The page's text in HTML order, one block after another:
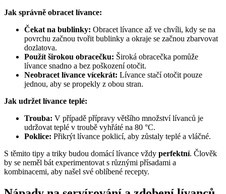
Jak správně obracet lívance:
Čekat na bublinky: Obracet lívance až ve chvíli, kdy se na
povrchu začnou tvořit bublinky a okraje se začnou zbarvovat
dozlatova.
Použít širokou obracečku: Široká obracečka pomůže
lívance snadno a bez poškození otočit.
Neobracet lívance vícekrát: Lívance stačí otočit pouze
jednou, aby se propekly z obou stran.
Jak udržet lívance teplé:
Trouba: V případě přípravy většího množství lívanců je
udržovat teplé v troubě vyhřáté na 80 °C.
Poklice: Přikrýt lívance poklicí, aby zůstaly teplé a vláčné.
S těmito tipy a triky budou domácí lívance vždy perfektní. Člověk
by se neměl bát experimentovat s různými přísadami a
kombinacemi, aby našel své oblíbené recepty.